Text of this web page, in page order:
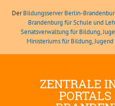
DerBildungsserver Berlin-
Brandenburg für Schule und
Senatsverwaltung für Bildung,
Ministeriums für Bildung,
ZENTRALE